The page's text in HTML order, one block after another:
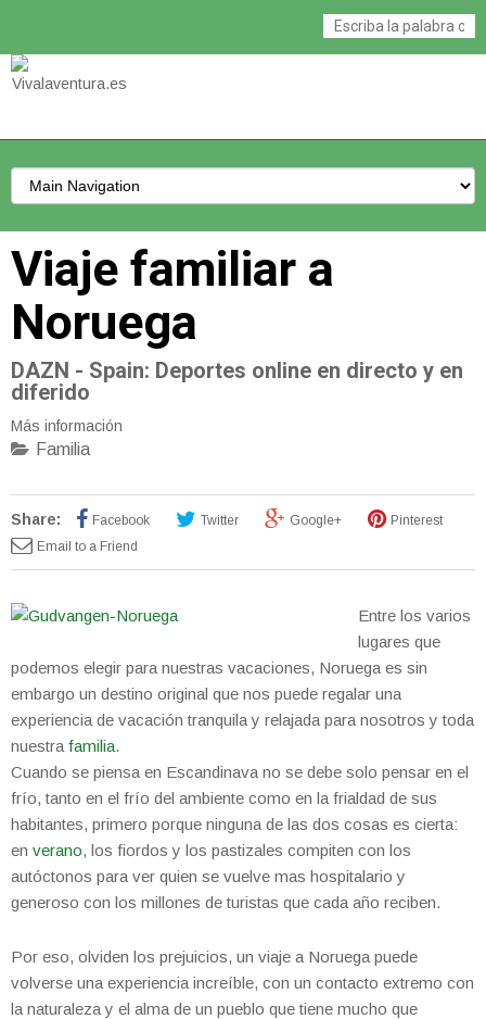
Viaje familiar a
Noruega
DAZN - Spain: Deportes online en directo y en
diferido
Más información
Familia
Share: Facebook Twitter Google+
Pinterest
Email to a Friend
Entre los varios
lugares que
podemos elegir para nuestras vacaciones, Noruega es sin
embargo un destino original que nos puede regalar una
experiencia de vacación tranquila y relajada para nosotros y toda
nuestra familia.
Cuando se piensa en Escandinava no se debe solo pensar en el
frío, tanto en el frío del ambiente como en la frialdad de sus
habitantes, primero porque ninguna de las dos cosas es cierta:
en verano, los fiordos y los pastizales compiten con los
autóctonos para ver quien se vuelve mas hospitalario y
generoso con los millones de turistas que cada año reciben.
Por eso, olviden los prejuicios, un viaje a Noruega puede
volverse una experiencia increíble, con un contacto extremo con
la naturaleza y el alma de un pueblo que tiene mucho que